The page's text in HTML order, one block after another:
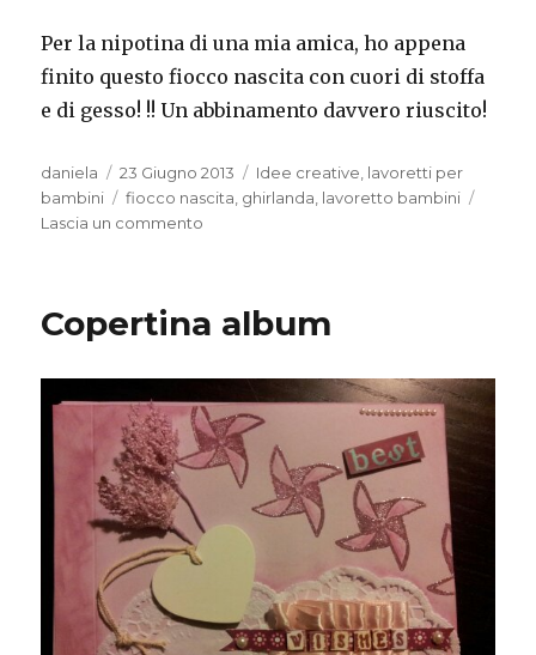
Per la nipotina di una mia amica, ho appena
finito questo fiocco nascita con cuori di stoffa
e di gesso! !! Un abbinamento davvero riuscito!
Autore
daniela
Pubblicato
il
23 Giugno 2013 Categorie
Idee creative lavoretti per
bambini
Tag
fiocco nascita ghirlanda lavoretto bambini
Lascia un commento
ghirlanda
Copertina album